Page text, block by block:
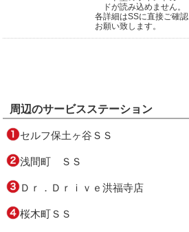
ドが読み込めません。
各詳細はSSに直接ご確認
お願い致します。
周辺のサービスステーション
セルフ保土ヶ谷ＳＳ
浅間町 ＳＳ
Ｄｒ．Ｄｒｉｖｅ洪福寺店
桜木町ＳＳ